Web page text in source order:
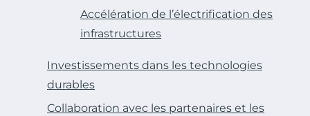
Accélération de l’électrification des
infrastructures
Investissements dans les technologies
durables
Collaboration avec les partenaires et les